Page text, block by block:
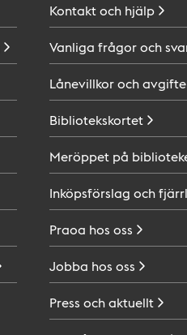
Kontakt och hjälp
Vanliga frågor och
Lånevillkor och
Bibliotekskortet
Meröppet på
Inköpsförslag och
Praoa hos oss
Jobba hos oss
Press ochaktuellt